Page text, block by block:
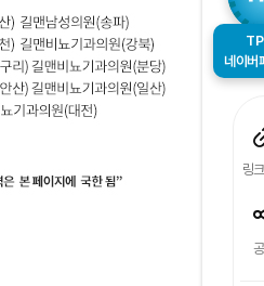
네이버
링